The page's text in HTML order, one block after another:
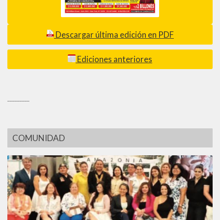
Descargar última edición en PDF
Ediciones anteriores
COMUNIDAD